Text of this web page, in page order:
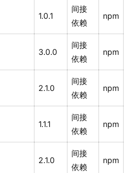
1.0.1
间接
依赖
npm
3.0.0
间接
依赖
npm
2.1.0
间接
依赖
npm
1.1.1
间接
依赖
npm
2.1.0
间接
依赖
npm